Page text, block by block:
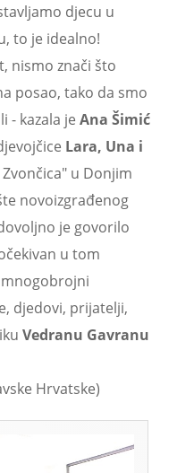
djecu u
to je idealno!
nismo znači što
posao, tako da smo
- kazala je Ana Šimić
Lara, Una i
u Donjim
novoizgrađenog
je govorilo
u tom
djedovi, prijatelji,
Vedranu Gavranu
Hrvatske)